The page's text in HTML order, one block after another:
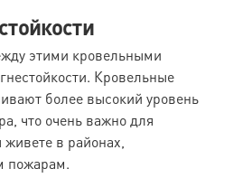
этими кровельными
Кровельные
более высокий уровень
что очень важно для
в районах,
пожарам.